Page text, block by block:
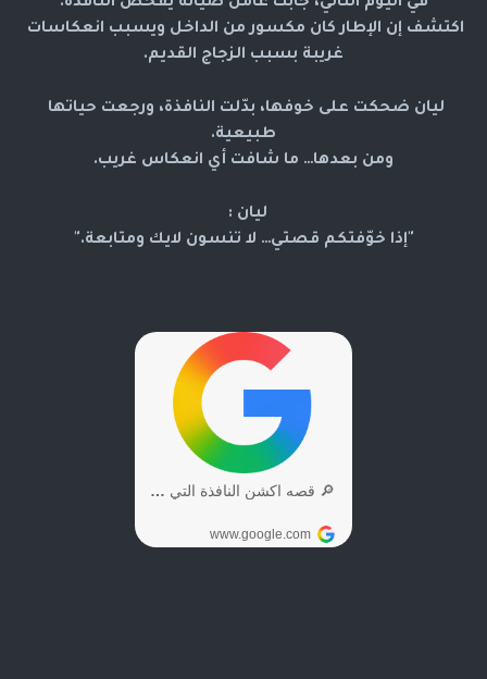
غريبة بسبب الزجاج القديم.
طبيعية.
ومن بعدها… ما شافت أي انعكاس غريب.
ليان :
"إذا خوّفتكم قصتي… لا تنسون لايك ومتابعة."